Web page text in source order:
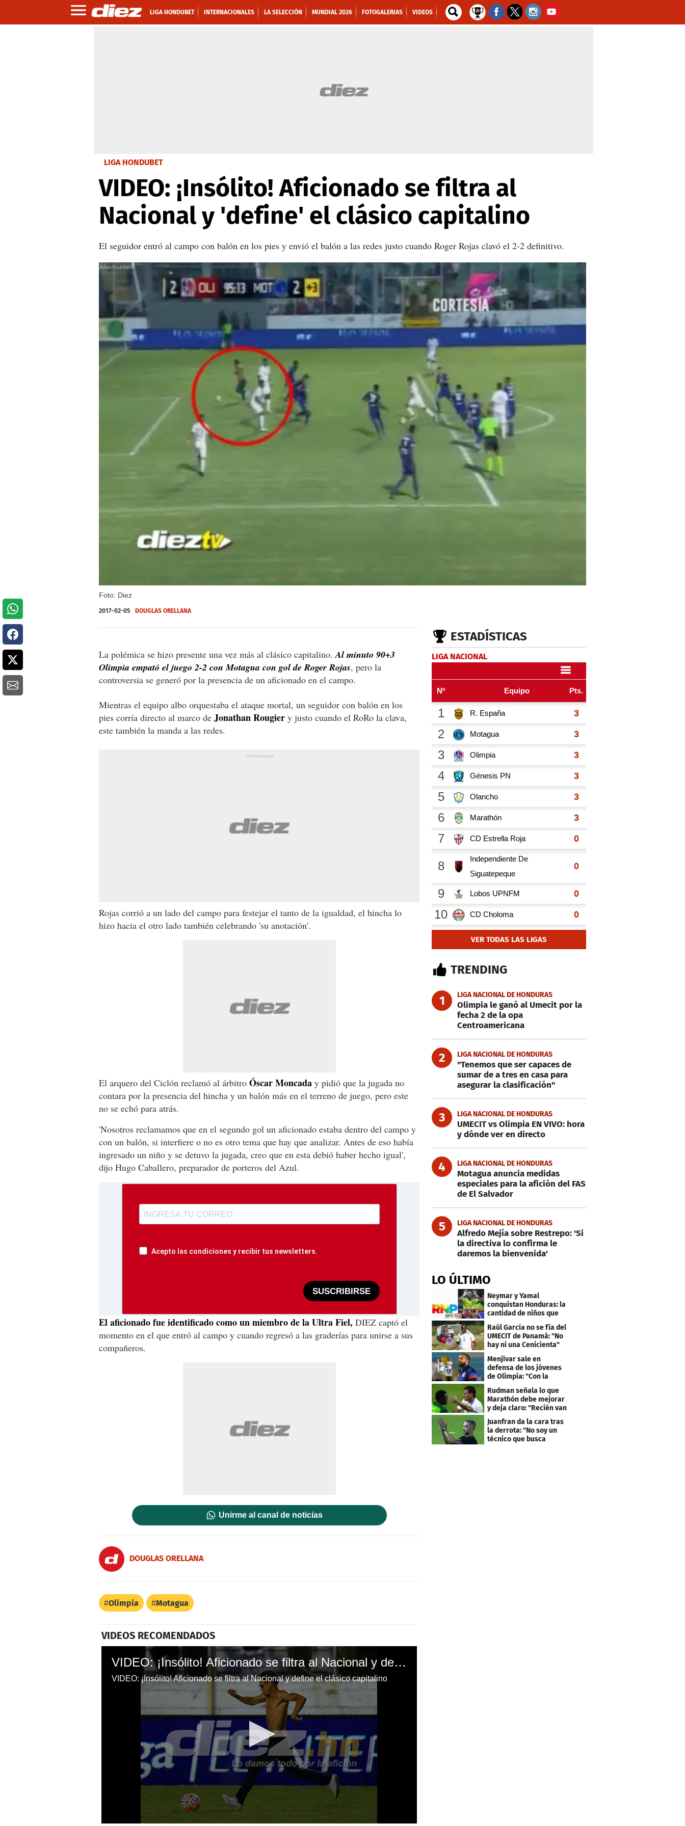
LIGA HONDUBET INTERNACIONALES LA SELECCIÓN MUNDIAL 2026 FOTOGALERIAS VIDEOS
LIGA HONDUBET
VIDEO: ¡Insólito! Aficionado se filtra al
Nacional y 'define' el clásico capitalino
El seguidor entró al campo con balón en los pies y envió el balón a las redes justo cuando Roger Rojas clavó el 2-2 definitivo.
Foto: Diez
X
2017-02-05 DOUGLAS ORELLANA
La polémica se hizo presente una vez más al clásico capitalino.Al minuto 90+3
Olimpia empató el juego 2-2 con Motagua con gol de Roger Rojas, pero la
controversia se generó por la presencia de un aficionado en el campo.
Mientras el equipo albo orquestaba el ataque mortal, un seguidor con balón en los
pies corría directo al marco de Jonathan Rougier y justo cuando el RoRo la clava,
este también la manda a las redes.
Rojas corrió a un lado del campo para festejar el tanto de la igualdad, el hincha lo
hizo hacia el otro lado también celebrando 'su anotación'.
El arquero del Ciclón reclamó al árbitro Óscar Moncada y pidió que la jugada no
contara por la presencia del hincha y un balón más en el terreno de juego, pero este
no se echó para atrás.
'Nosotros reclamamos que en el segundo gol un aficionado estaba dentro del campo y
con un balón, si interfiere o no es otro tema que hay que analizar. Antes de eso había
ingresado un niño y se detuvo la jugada, creo que en esta debió haber hecho igual',
dijo Hugo Caballero, preparador de porteros del Azul.
Acepto las condiciones y recibir tus newsletters.
SUSCRIBIRSE
El aficionado fue identificado como un miembro de la Ultra Fiel, DIEZ captó el
momento en el que entró al campo y cuando regresó a las graderías para unirse a sus
compañeros.
Unirme al canal de noticias
DOUGLAS ORELLANA
Olimpia Motagua
VIDEOS RECOMENDADOS
VIDEO: ¡Insólito! Aficionado se filtra al Nacional y define el clásico capitalino
VIDEO: ¡Insólito! Aficionado se filtra al Nacional y define el clásico capitalino
ESTADÍSTICAS
LIGA NACIONAL
VER TODAS LAS LIGAS
TRENDING
1 LIGA NACIONAL DE HONDURAS
Olimpia le ganó al Umecit por la
fecha 2 de la opa
Centroamericana
2 LIGA NACIONAL DE HONDURAS
"Tenemos que ser capaces de
sumar de a tres en casa para
asegurar la clasificación"
3 LIGA NACIONAL DE HONDURAS
UMECIT vs Olimpia EN VIVO: hora
y dónde ver en directo
4 LIGA NACIONAL DE HONDURAS
Motagua anuncia medidas
especiales para la afición del FAS
de El Salvador
5 LIGA NACIONAL DE HONDURAS
Alfredo Mejía sobre Restrepo: 'Si
la directiva lo confirma le
daremos la bienvenida'
LO ÚLTIMO
Neymar y Yamal
conquistan Honduras: la
cantidad de niños que
llevan sus nombres
Raúl García no se fía del
UMECIT de Panamá: "No
hay ni una Cenicienta"
Menjívar sale en
defensa de los jóvenes
de Olimpia: "Con la
gente no se queda bien"
Rudman señala lo que
Marathón debe mejorar
y deja claro: "Recién van
dos juegos"
Juanfran da la cara tras
la derrota: "No soy un
técnico que busca